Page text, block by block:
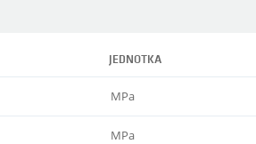
JEDNOTKA
MPa
MPa